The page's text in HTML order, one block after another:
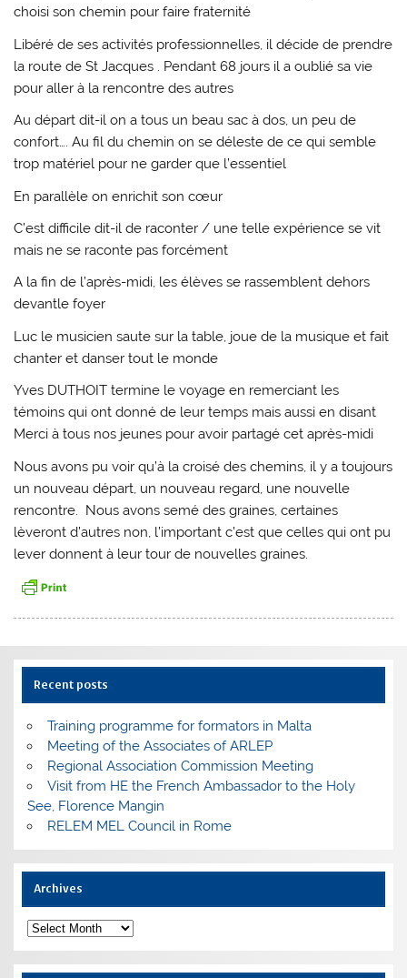
choisi son chemin pour faire fraternité
Libéré de ses activités professionnelles, il décide de prendre
la route de St Jacques . Pendant 68 jours il a oublié sa vie
pour aller à la rencontre des autres
Au départ dit-il on a tous un beau sac à dos, un peu de
confort…. Au fil du chemin on se déleste de ce qui semble
trop matériel pour ne garder que l’essentiel
En parallèle on enrichit son cœur
C’est difficile dit-il de raconter / une telle expérience se vit
mais ne se raconte pas forcément
A la fin de l’après-midi, les élèves se rassemblent dehors
devantle foyer
Luc le musicien saute sur la table, joue de la musique et fait
chanter et danser tout le monde
Yves DUTHOIT termine le voyage en remerciant les
témoins qui ont donné de leur temps mais aussi en disant
Merci à tous nos jeunes pour avoir partagé cet après-midi
Nous avons pu voir qu’à la croisé des chemins, il y a toujours
un nouveau départ, un nouveau regard, une nouvelle
rencontre. Nous avons semé des graines, certaines
lèveront d’autres non, l’important c’est que celles qui ont pu
lever donnent à leur tour de nouvelles graines.
Recent posts
Training programme for formators in Malta
Meeting of the Associates of ARLEP
Regional Association Commission Meeting
Visit from HE the French Ambassador to the Holy
See, Florence Mangin
RELEM MEL Council in Rome
Archives
Archives